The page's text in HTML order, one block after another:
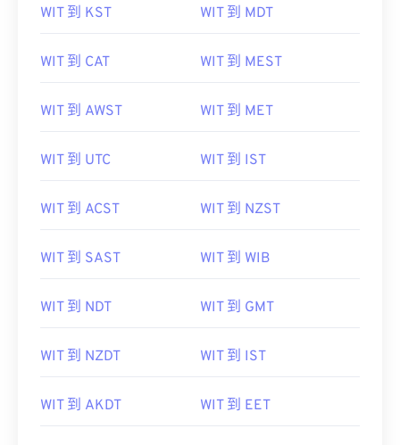
WIT 到 KST WIT 到 MDT
WIT 到 CAT WIT 到 MEST
WIT 到 AWST WIT 到 MET
WIT 到 UTC WIT 到 IST
WIT 到 ACST WIT 到 NZST
WIT 到 SAST WIT 到 WIB
WIT 到 NDT WIT 到 GMT
WIT 到 NZDT WIT 到 IST
WIT 到 AKDT WIT 到 EET